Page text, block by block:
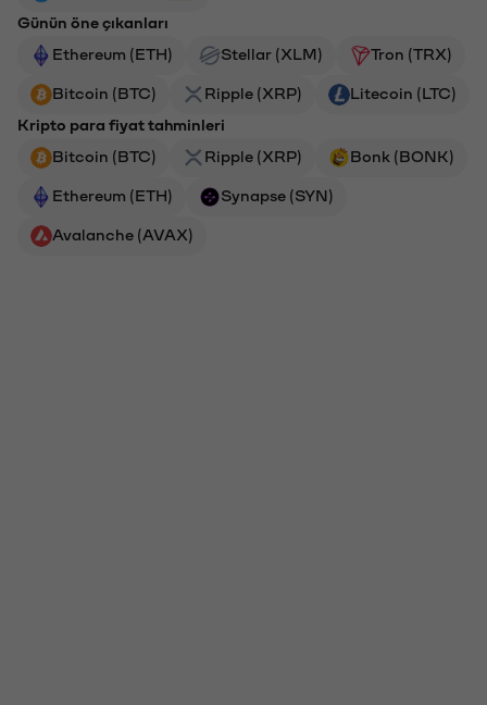
Günün öne çıkanları
Ethereum (ETH)
Stellar (XLM) Tron (TRX)
Bitcoin (BTC) Ripple (XRP)
Litecoin (LTC)
Kripto para fiyat tahminleri
Bitcoin (BTC)
Ripple (XRP) Bonk (BONK)
Ethereum (ETH) Synapse (SYN)
Avalanche (AVAX)